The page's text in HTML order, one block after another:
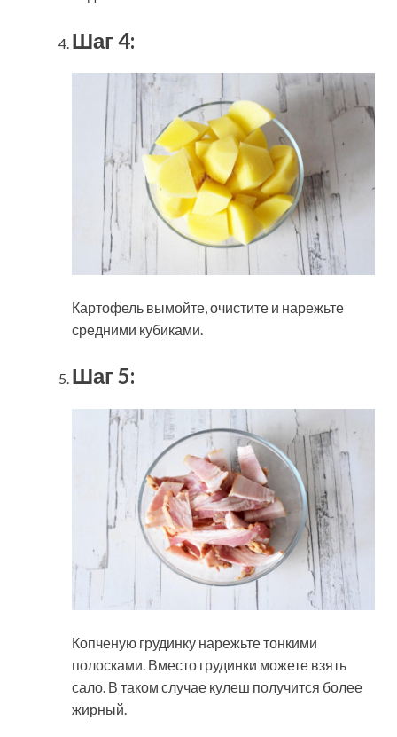
Шаг 4:
Картофель вымойте, очистите и нарежьте
средними кубиками.
Шаг 5:
Копченую грудинку нарежьте тонкими
полосками. Вместо грудинки можете взять
сало. В таком случае кулеш получится более
жирный.